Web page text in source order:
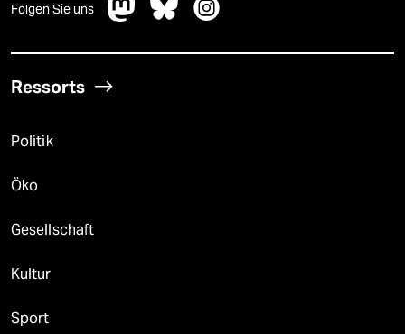
Folgen Sie uns
Ressorts
Politik
Öko
Gesellschaft
Kultur
Sport